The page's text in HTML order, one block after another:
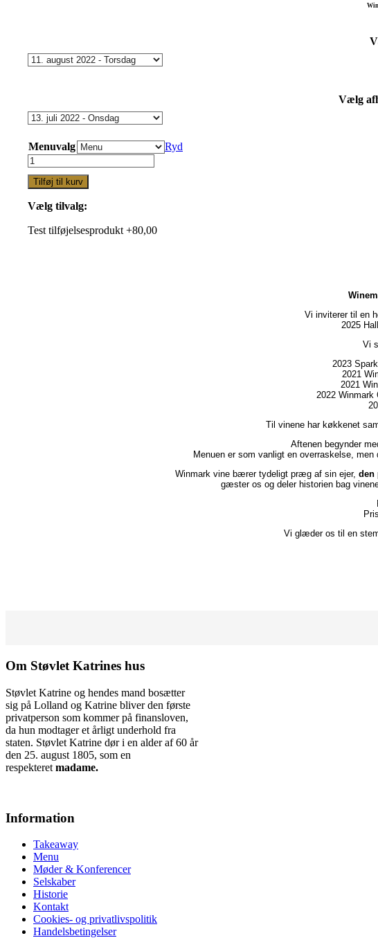
Vælg
Menuvalg
Ryd
Winemakers
med
Winmark
den
juni
Tilføj til kurv
Vælg tilvalg:
Test tilføjelsesprodukt +80,00
Vi inviterer til en
2025
Vi
2023
2021
2021
2022 Winmark
Til vinene har køkkenet
Aftenen begynder
Menuen er som vanligt en overraskelse,
Winmark vine bærer tydeligt præg af sin ejer, den
gæster os og deler historien bag
Vi glæder os til en
Om Støvlet Katrines hus
Støvlet Katrine og hendes mand bosætter
sig på Lolland og Katrine bliver den første
privatperson som kommer på finansloven,
da hun modtager et årligt underhold fra
staten. Støvlet Katrine dør i en alder af 60 år
den 25. august 1805, som en
respekteret madame.
Information
Takeaway
Menu
Møder & Konferencer
Selskaber
Historie
Kontakt
Cookies- og privatlivspolitik
Handelsbetingelser